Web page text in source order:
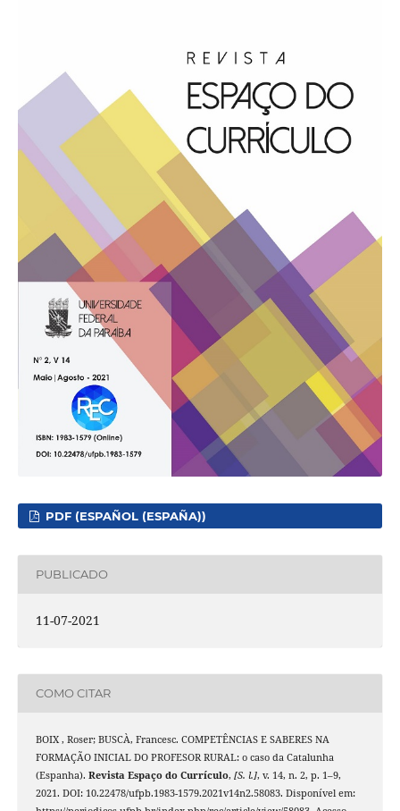
PDF (ESPAÑOL (ESPAÑA))
PUBLICADO
11-07-2021
COMO CITAR
BOIX , Roser; BUSCÀ, Francesc. COMPETÊNCIAS E SABERES NA
FORMAÇÃO INICIAL DO PROFESOR RURAL: o caso da Catalunha
(Espanha). Revista Espaço do Currículo, [S. l.], v. 14, n. 2, p. 1–9,
2021. DOI: 10.22478/ufpb.1983-1579.2021v14n2.58083. Disponível em: